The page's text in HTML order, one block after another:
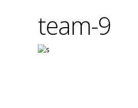
team-9